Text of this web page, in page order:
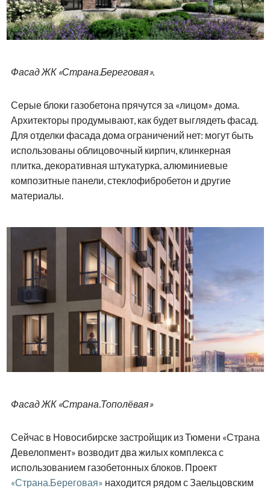
Фасад ЖК «Страна.Береговая».
Серые блоки газобетона прячутся за «лицом» дома.
Архитекторы продумывают, как будет выглядеть фасад.
Для отделки фасада дома ограничений нет: могут быть
использованы облицовочный кирпич, клинкерная
плитка, декоративная штукатурка, алюминиевые
композитные панели, стеклофибробетон и другие
материалы.
Фасад ЖК «Страна.Тополёвая»
Сейчас в Новосибирске застройщик из Тюмени «Страна
Девелопмент» возводит два жилых комплекса с
использованием газобетонных блоков. Проект
«Страна.Береговая» находится рядом с Заельцовским